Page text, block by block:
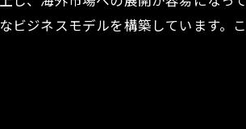
支える環境負荷の低減
ジネスモデルを構築しています。